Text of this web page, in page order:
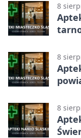
8
8
8